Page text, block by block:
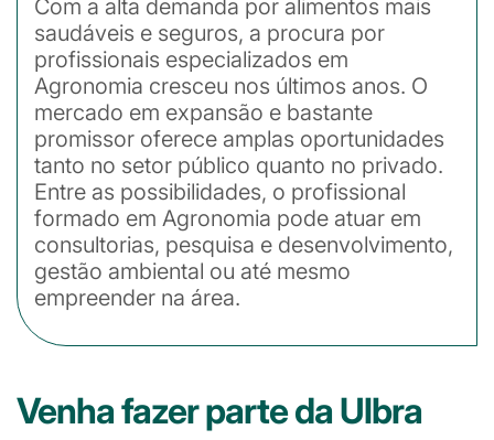
Com a alta demanda por alimentos mais
saudáveis e seguros, a procura por
profissionais especializados em
Agronomia cresceu nos últimos anos. O
mercado em expansão e bastante
promissor oferece amplas oportunidades
tanto no setor público quanto no privado.
Entre as possibilidades, o profissional
formado em Agronomia pode atuar em
consultorias, pesquisa e desenvolvimento,
gestão ambiental ou até mesmo
empreender na área.
Venha fazer parte da Ulbra